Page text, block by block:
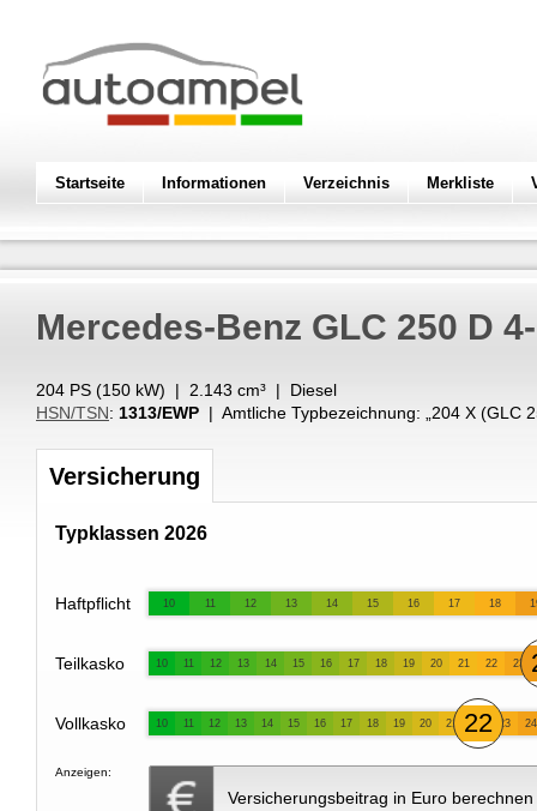
Startseite Informationen Verzeichnis Merkliste
Mercedes-Benz GLC 250 D
204 PS (150 kW) | 2.143 cm³ | Diesel
HSN/TSN: 1313/EWP | Amtliche Typbezeichnung: „ 204 X (GLC
Versicherung
Typklassen 2026
Haftpflicht 10 11 12 13 14 15 16 17 18
Teilkasko 10 11 12 13 14 15 16 17 18 19 20 21 22 23
Vollkasko 10 11 12 13 14 15 16 17 18 19 20 21 22 23 24
Anzeigen:
Versicherungsbeitrag in Euro berechnen